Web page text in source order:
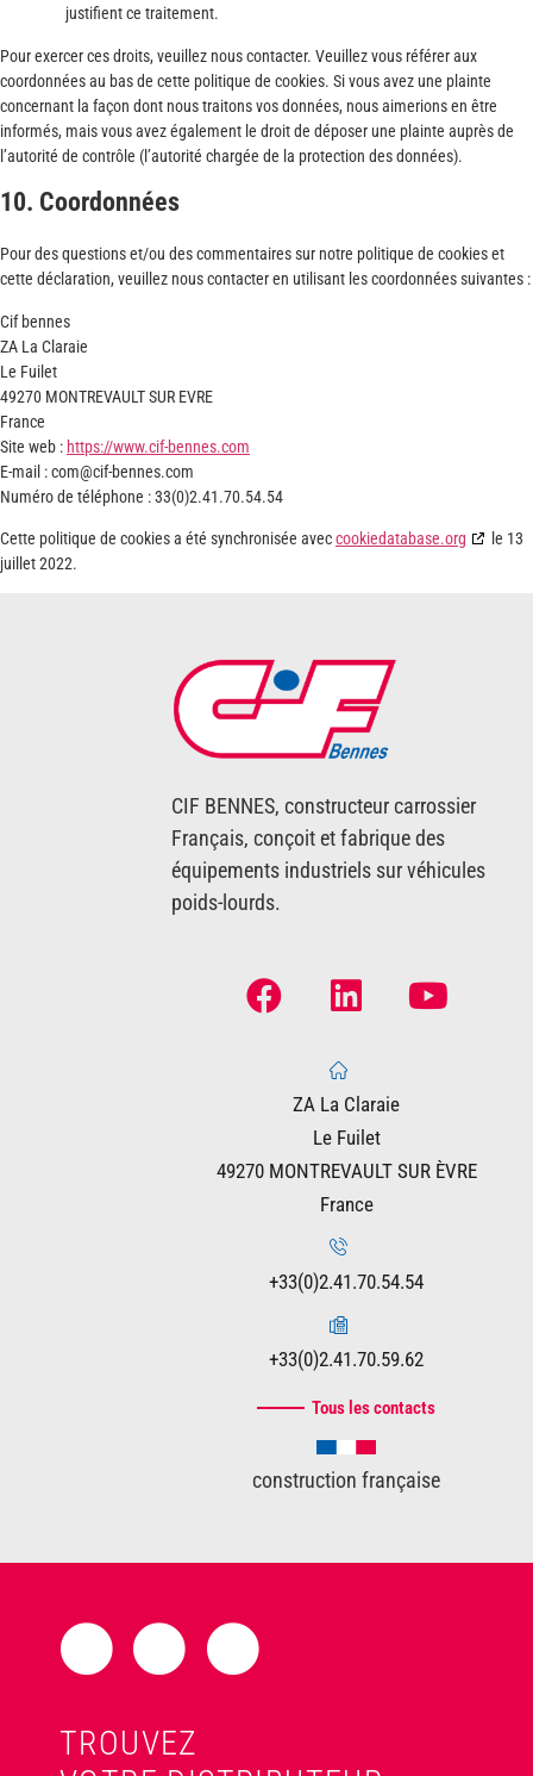
justifient ce traitement.
Pour exercer ces droits, veuillez nous contacter. Veuillez vous référer aux
coordonnées au bas de cette politique de cookies. Si vous avez une plainte
concernant la façon dont nous traitons vos données, nous aimerions en être
informés, mais vous avez également le droit de déposer une plainte auprès de
l’autorité de contrôle (l’autorité chargée de la protection des données).
10. Coordonnées
Pour des questions et/ou des commentaires sur notre politique de cookies et
cette déclaration, veuillez nous contacter en utilisant les coordonnées suivantes :
Cif bennes
ZA La Claraie
Le Fuilet
49270 MONTREVAULT SUR EVRE
France
Site web : https://www.cif-bennes.com
E-mail :com@cif-bennes.com
Numéro de téléphone : 33(0)2.41.70.54.54
Cette politique de cookies a été synchronisée aveccookiedatabase.org
le 13
juillet 2022.
CIF BENNES, constructeur carrossier
Français, conçoit et fabrique des
équipements industriels sur véhicules
poids-lourds.
ZA La Claraie
Le Fuilet
49270 MONTREVAULT SUR ÈVRE
France
+33(0)2.41.70.54.54
+33(0)2.41.70.59.62
Tous les contacts
construction française
TROUVEZ